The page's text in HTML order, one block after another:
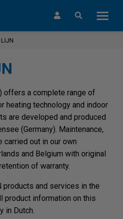
offers a complete range of
heating technology and indoor
are developed and produced
(Germany). Maintenance,
carried out in our own
and Belgium with original
of warranty.
products and services in the
product information on this
in Dutch.